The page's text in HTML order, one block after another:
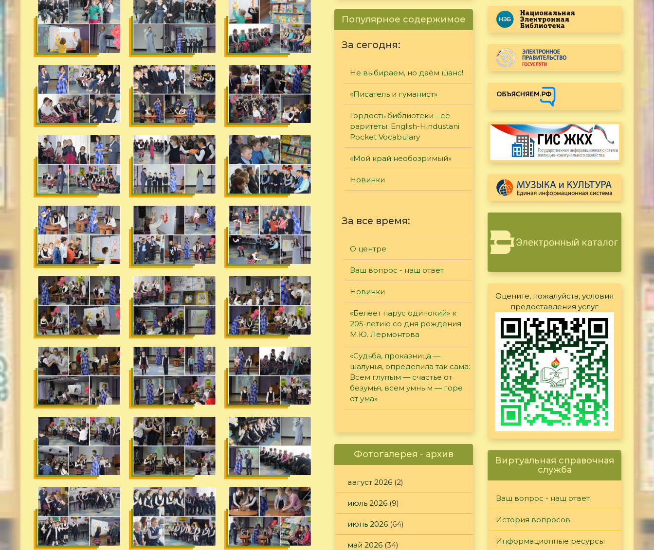
Популярное содержимое
За сегодня:
Не выбираем, но даём шанс!
«Писатель и гуманист»
Гордость библиотеки - её
раритеты: English-Hindustani
Pocket Vocabulary
«Мой край необозримый»
Новинки
За все время:
О центре
Ваш вопрос - наш ответ
Новинки
«Белеет парус одинокий» к
205-летию со дня рождения
М.Ю. Лермонтова
«Судьба, проказница —
шалунья, определила так сама:
Всем глупым — счастье от
безумья, всем умным — горе
от ума»
Фотогалерея - архив
август 2026 (2)
июль 2026 (9)
июнь 2026 (64)
май 2026 (34)
Оцените, пожалуйста, условия
предоставления услуг
Виртуальная справочная
служба
Ваш вопрос - наш ответ
История вопросов
Информационные ресурсы